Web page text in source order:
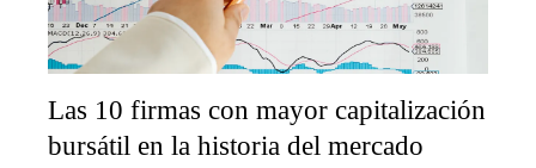
Las 10 firmas con mayor capitalización
bursátil en la historia del mercado